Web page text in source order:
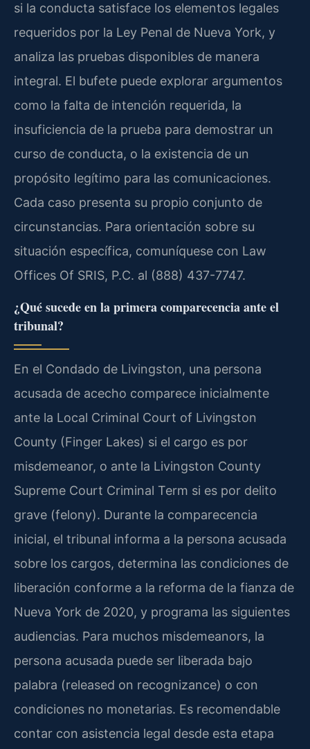
si la conducta satisface los elementos legales
requeridos por la Ley Penal de Nueva York, y
analiza las pruebas disponibles de manera
integral. El bufete puede explorar argumentos
como la falta de intención requerida, la
insuficiencia de la prueba para demostrar un
curso de conducta, o la existencia de un
propósito legítimo para las comunicaciones.
Cada caso presenta su propio conjunto de
circunstancias. Para orientación sobre su
situación específica, comuníquese con Law
Offices Of SRIS, P.C. al (888) 437-7747.
¿Qué sucede en la primera comparecencia ante el
tribunal?
En el Condado de Livingston, una persona
acusada de acecho comparece inicialmente
ante la Local Criminal Court of Livingston
County (Finger Lakes) si el cargo es por
misdemeanor, o ante la Livingston County
Supreme Court Criminal Term si es por delito
grave (felony). Durante la comparecencia
inicial, el tribunal informa a la persona acusada
sobre los cargos, determina las condiciones de
liberación conforme a la reforma de la fianza de
Nueva York de 2020, y programa las siguientes
audiencias. Para muchos misdemeanors, la
persona acusada puede ser liberada bajo
palabra (released on recognizance) o con
condiciones no monetarias. Es recomendable
contar con asistencia legal desde esta etapa